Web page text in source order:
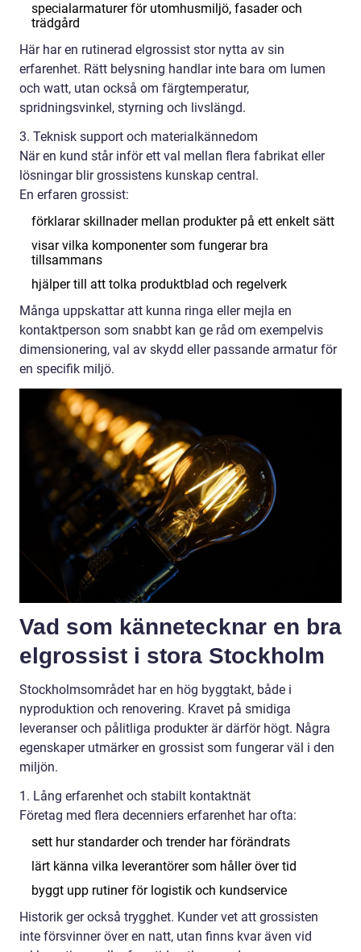
specialarmaturer för utomhusmiljö, fasader och
trädgård
Här har en rutinerad elgrossist stor nytta av sin
erfarenhet. Rätt belysning handlar inte bara om lumen
och watt, utan också om färgtemperatur,
spridningsvinkel, styrning och livslängd.
3. Teknisk support och materialkännedom
När en kund står inför ett val mellan flera fabrikat eller
lösningar blir grossistens kunskap central.
En erfaren grossist:
förklarar skillnader mellan produkter på ett enkelt sätt
visar vilka komponenter som fungerar bra
tillsammans
hjälper till att tolka produktblad och regelverk
Många uppskattar att kunna ringa eller mejla en
kontaktperson som snabbt kan ge råd om exempelvis
dimensionering, val av skydd eller passande armatur för
en specifik miljö.
Vad som kännetecknar en bra
elgrossist i stora Stockholm
Stockholmsområdet har en hög byggtakt, både i
nyproduktion och renovering. Kravet på smidiga
leveranser och pålitliga produkter är därför högt. Några
egenskaper utmärker en grossist som fungerar väl i den
miljön.
1. Lång erfarenhet och stabilt kontaktnät
Företag med flera decenniers erfarenhet har ofta:
sett hur standarder och trender har förändrats
lärt känna vilka leverantörer som håller över tid
byggt upp rutiner för logistik och kundservice
Historik ger också trygghet. Kunder vet att grossisten
inte försvinner över en natt, utan finns kvar även vid